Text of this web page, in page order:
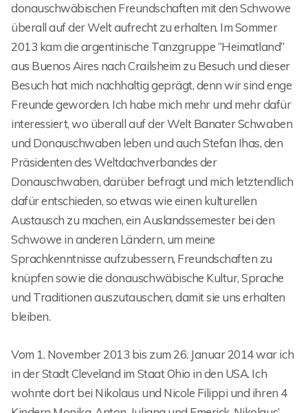
donauschwäbischen Freundschaften mit den Schwowe
überall auf der Welt aufrecht zu erhalten. Im Sommer
2013 kam die argentinische Tanzgruppe “Heimatland”
aus Buenos Aires nach Crailsheim zu Besuch und dieser
Besuch hat mich nachhaltig geprägt, denn wir sind enge
Freunde geworden. Ich habe mich mehr und mehr dafür
interessiert, wo überall auf der Welt Banater Schwaben
und Donauschwaben leben und auch Stefan Ihas, den
Präsidenten des Weltdachverbandes der
Donauschwaben, darüber befragt und mich letztendlich
dafür entschieden, so etwas wie einen kulturellen
Austausch zu machen, ein Auslandssemester bei den
Schwowe in anderen Ländern, um meine
Sprachkenntnisse aufzubessern, Freundschaften zu
knüpfen sowie die donauschwäbische Kultur, Sprache
und Traditionen auszutauschen, damit sie uns erhalten
bleiben.
Vom 1. November 2013 bis zum 26. Januar 2014 war ich
in der Stadt Cleveland im Staat Ohio in den USA. Ich
wohnte dort bei Nikolaus und Nicole Filippi und ihren 4